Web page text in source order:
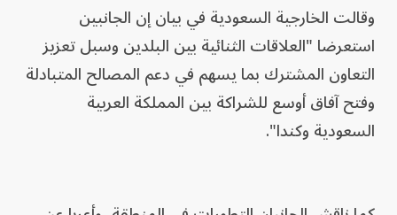
وقالت الخارجية السعودية في بيان إن الجانبين
استعرضا "العلاقات الثنائية بين البلدين وسبل تعزيز
التعاون المشترك بما يسهم في دعم المصالح المتبادلة
وفتح آفاق أوسع للشراكة بين المملكة العربية
السعودية وكندا".